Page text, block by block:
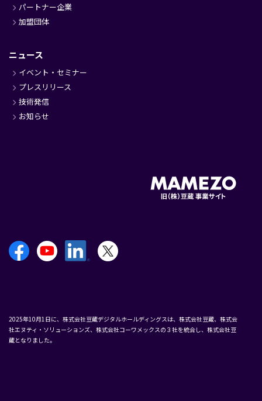
パートナー企業
加盟団体
ニュース
イベント・セミナー
プレスリリース
技術発信
お知らせ
2025年10月1日に、株式会社豆蔵デジタルホールディングスは、株式会社豆蔵、株式会
社エヌティ・ソリューションズ、株式会社コーワメックスの３社を統合し、株式会社豆
蔵となりました。